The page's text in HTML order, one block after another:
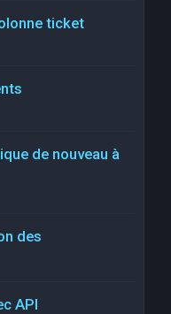
ticket
de nouveau à
des
API